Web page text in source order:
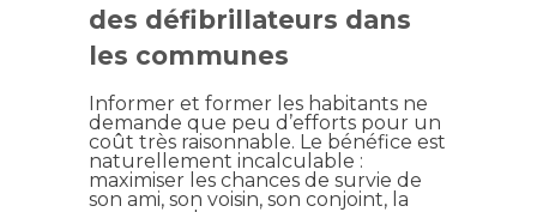
des défibrillateurs dans
les communes
Informer et former les habitants ne
demande que peu d’efforts pour un
coût très raisonnable. Le bénéfice est
naturellement incalculable :
maximiser les chances de survie de
son ami, son voisin, son conjoint, la